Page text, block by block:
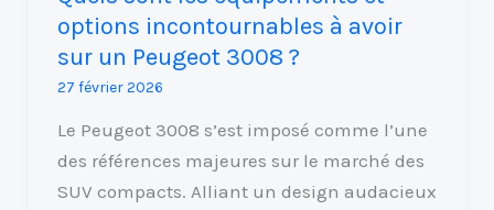
options incontournables à avoir
sur un Peugeot 3008 ?
27 février 2026
Le Peugeot 3008 s’est imposé comme l’une
des références majeures sur le marché des
SUV compacts. Alliant un design audacieux
sur
un
Peugeot
3008
?